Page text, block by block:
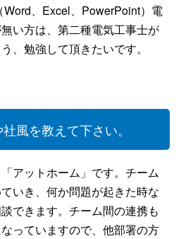
Word、Excel、PowerPoint）電
い方は、第二種電気工事士が
、勉強して頂きたいです。
風を教えて下さい。
アットホーム」です。チーム
いき、何か問題が起きた時な
できます。チーム間の連携も
っていますので、他部署の方